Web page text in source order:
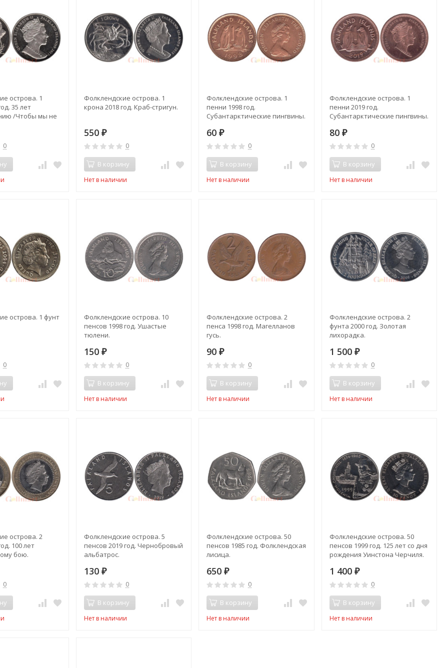
острова. 1
35 лет
/Чтобы мы не
0
Фолклендские острова. 1
крона 2018 год. Краб-стригун.
550 ₽
0
В корзину
Нет в наличии
Фолклендские острова. 1
пенни 1998 год.
Субантарктические пингвины.
60₽
0
В корзину
Нет в наличии
Фолклендские острова. 1
пенни 2019 год.
Субантарктические пингвины.
80 ₽
0
В корзину
Нет в наличии
острова. 1 фунт
0
Фолклендские острова. 10
пенсов 1998 год. Ушастые
тюлени.
150 ₽
0
В корзину
Нет в наличии
Фолклендские острова. 2
пенса 1998 год. Магелланов
гусь.
90₽
0
В корзину
Нет в наличии
Фолклендские острова. 2
фунта 2000 год. Золотая
лихорадка.
1 500 ₽
0
В корзину
Нет в наличии
острова. 2
100 лет
бою.
0
Фолклендские острова. 5
пенсов 2019 год. Чернобровый
альбатрос.
130 ₽
0
В корзину
Нет в наличии
Фолклендские острова. 50
пенсов 1985 год. Фолклендская
лисица.
650₽
0
В корзину
Нет в наличии
Фолклендские острова. 50
пенсов 1999 год. 125 лет со дня
рождения Уинстона Черчиля.
1 400 ₽
0
В корзину
Нет в наличии